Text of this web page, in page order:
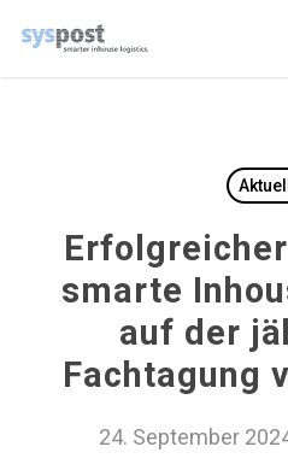
smarte
auf der
Fachtagung
24. September